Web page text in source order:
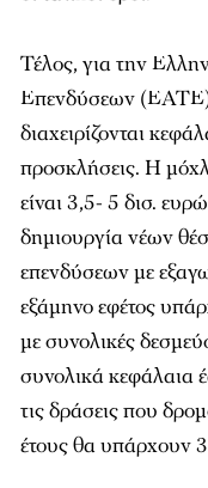
Τέλος, για την
Επενδύσεων
διαχειρίζονται
προσκλήσεις. Η
είναι 3,5- 5 δισ.
δημιουργία νέων
επενδύσεων με
εξάμηνο εφέτος
με συνολικές
συνολικά κεφάλαια
τις δράσεις που
έτους θα υπάρχουν